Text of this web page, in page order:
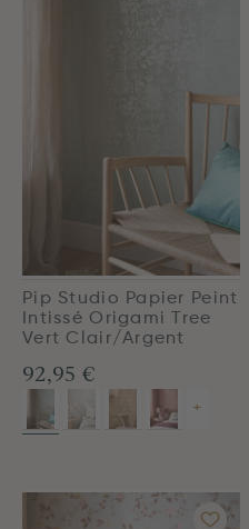
Pip Studio Papier Peint
Intissé Origami Tree
Vert Clair/Argent
92,95 €
+